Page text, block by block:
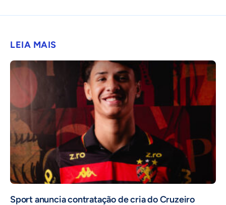
LEIA MAIS
Sport anuncia contratação de cria do Cruzeiro